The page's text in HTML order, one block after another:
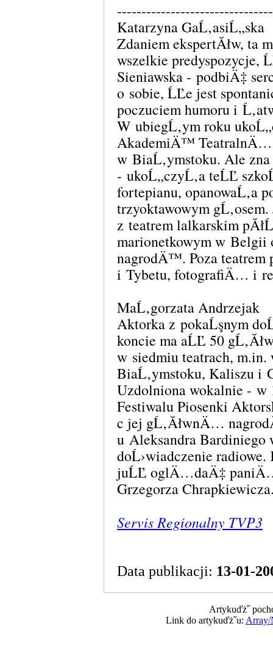
--------------------------------
Katarzyna GaĹ‚asiĹ„ska
Zdaniem ekspertĂłw, ta
wszelkie predyspozycje,
Sieniawska - podbiÄ‡
o sobie, ĹĽe jest
poczuciem humoru i
W ubiegĹ‚ym roku
AkademiÄ™ TeatralnÄ…
w BiaĹ‚ymstoku. Ale
- ukoĹ„czyĹ‚a teĹĽ
fortepianu, opanowaĹ‚a
trzyoktawowym
z teatrem lalkarskim
marionetkowym w
nagrodÄ™. Poza
i Tybetu, fotografiÄ… i
MaĹ‚gorzata Andrzejak
Aktorka z pokaĹşnym
koncie ma aĹĽ 50
w siedmiu teatrach,
BiaĹ‚ymstoku, Kaliszu i
Uzdolniona wokalnie - w
Festiwalu Piosenki
c jej gĹ‚ĂłwnÄ…
u Aleksandra
doĹ›wiadczenie
juĹĽ oglÄ…daÄ‡
Grzegorza
Servis Regionalny TVP3
Data publikacji: 13-01-
Artykuďż˝
Link do artykuďż˝u: Array/